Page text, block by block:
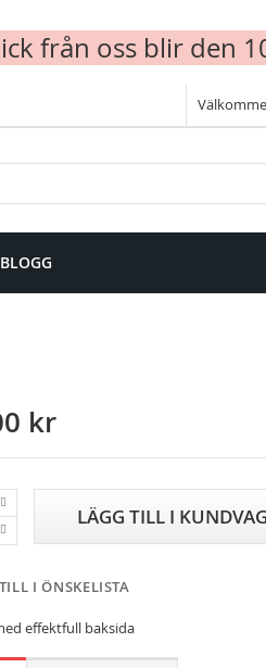
från oss blir den
BLOGG
kr
LÄGG TILL I
I ÖNSKELISTA
effektfull baksida